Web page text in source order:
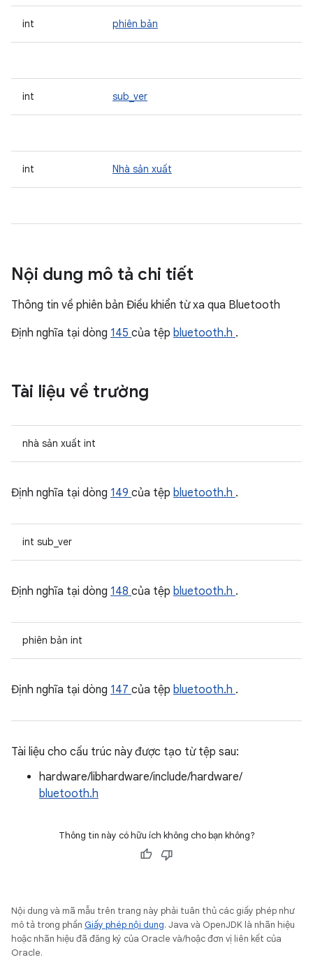
int phiên bản
int sub_ver
int Nhà sản xuất
Nội dung mô tả chi tiết
Thông tin về phiên bản Điều khiển từ xa qua Bluetooth
Định nghĩa tại dòng 145 của tệp bluetooth.h .
Tài liệu về trường
nhà sản xuất int
Định nghĩa tại dòng 149 của tệp bluetooth.h .
int sub_ver
Định nghĩa tại dòng 148 của tệp bluetooth.h .
phiên bản int
Định nghĩa tại dòng 147 của tệp bluetooth.h .
Tài liệu cho cấu trúc này được tạo từ tệp sau:
hardware/libhardware/include/hardware/
bluetooth.h
Thông tin này có hữu ích không cho bạn không?
Nội dung và mã mẫu trên trang này phải tuân thủ các giấy phép như
mô tả trong phần Giấy phép nội dung. Java và OpenJDK là nhãn hiệu
hoặc nhãn hiệu đã đăng ký của Oracle và/hoặc đơn vị liên kết của
Oracle.